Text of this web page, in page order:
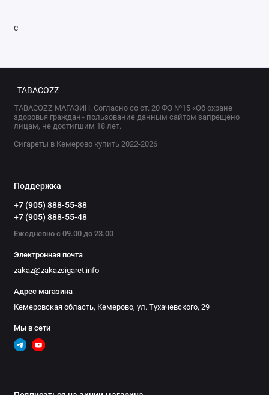
с
TABACOZZ
TABACOZZ МАГАЗИН. Согласно со ст. 20 ФЗ №15 «Об охране
здоровья граждан» пользование данным сайтом запрещено
лицам, не достигшим 18 лет.
Сигареты в Кемерово купить 2022-2026
Поддержка
+7 (905) 888-55-88
+7 (905) 888-55-48
Ежедневно с 09.00 до 23.00
Электронная почта
zakaz@zakazsigaret.info
Адрес магазина
Кемеровская область, Кемерово, ул. Тухачевского, 29
Мы в сети